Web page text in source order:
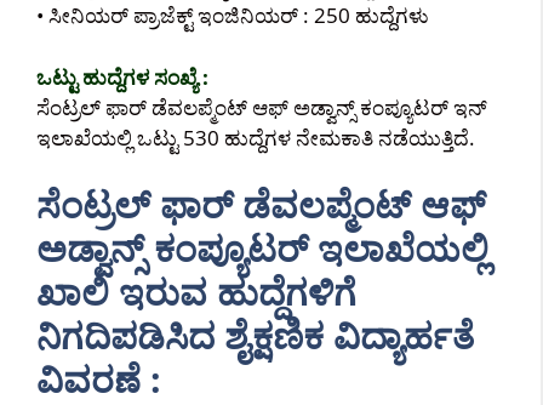
• ಸೀನಿಯರ್ ಪ್ರಾಜೆಕ್ಟ್ ಇಂಜಿನಿಯರ್ : 250 ಹುದ್ದೆಗಳು
ಒಟ್ಟು ಹುದ್ದೆಗಳ ಸಂಖ್ಯೆ :
ಸೆಂಟ್ರಲ್ ಫಾರ್ ಡೆವಲಪ್ಮೆಂಟ್ ಆಫ್ ಅಡ್ವಾನ್ಸ್ ಕಂಪ್ಯೂಟರ್ ಇನ್
ಇಲಾಖೆಯಲ್ಲಿ ಒಟ್ಟು 530 ಹುದ್ದೆಗಳ ನೇಮಕಾತಿ ನಡೆಯುತ್ತಿದೆ.
ಸೆಂಟ್ರಲ್ ಫಾರ್ ಡೆವಲಪ್ಮೆಂಟ್ ಆಫ್
ಅಡ್ವಾನ್ಸ್ ಕಂಪ್ಯೂಟರ್ ಇಲಾಖೆಯಲ್ಲಿ
ಖಾಲಿ ಇರುವ ಹುದ್ದೆಗಳಿಗೆ
ನಿಗದಿಪಡಿಸಿದ ಶೈಕ್ಷಣಿಕ ವಿದ್ಯಾರ್ಹತೆ
ವಿವರಣೆ :